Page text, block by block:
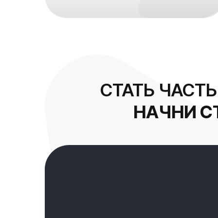
СТАТЬ
НАЧНИ